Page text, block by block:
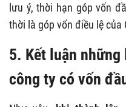
lưu ý, thời hạn góp vốn
thời là góp vốn điều lệ của
5. Kết luận những
công ty có vốn